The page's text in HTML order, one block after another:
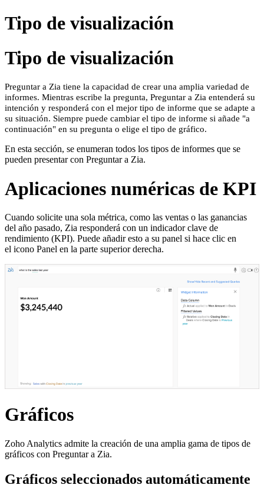
Tipo de visualización
Tipo de visualización
Preguntar a Zia tiene la capacidad de crear una amplia variedad de
informes. Mientras escribe la pregunta, Preguntar a Zia entenderá su
intención y responderá con el mejor tipo de informe que se adapte a
su situación. Siempre puede cambiar el tipo de informe si añade "a
continuación" en su pregunta o elige el tipo de gráfico.
En esta sección, se enumeran todos los tipos de informes que se
pueden presentar con Preguntar a Zia.
Aplicaciones numéricas de KPI
Cuando solicite una sola métrica, como las ventas o las ganancias
del año pasado, Zia responderá con un indicador clave de
rendimiento (KPI). Puede añadir esto a su panel si hace clic en
el icono Panel en la parte superior derecha.
Gráficos
Zoho Analytics admite la creación de una amplia gama de tipos de
gráficos con Preguntar a Zia.
Gráficos seleccionados automáticamente